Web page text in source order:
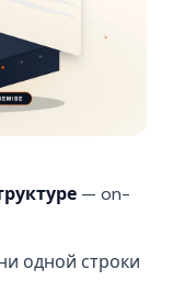
— on-
одной строки